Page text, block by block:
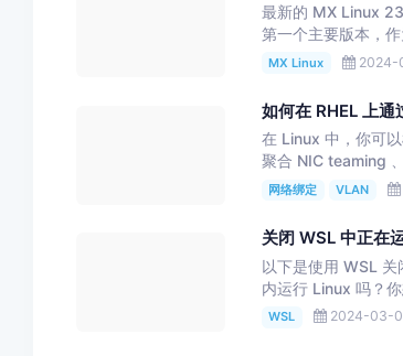
最新的 MX Linux
第一个主要版本，
MX Linux 2024-
如何在 RHEL 上
在 Linux 中，你可
聚合 NIC teaming
网络绑定 VLAN
关闭 WSL 中正在
以下是使用 WSL
内运行 Linux 吗？
WSL 2024-03-